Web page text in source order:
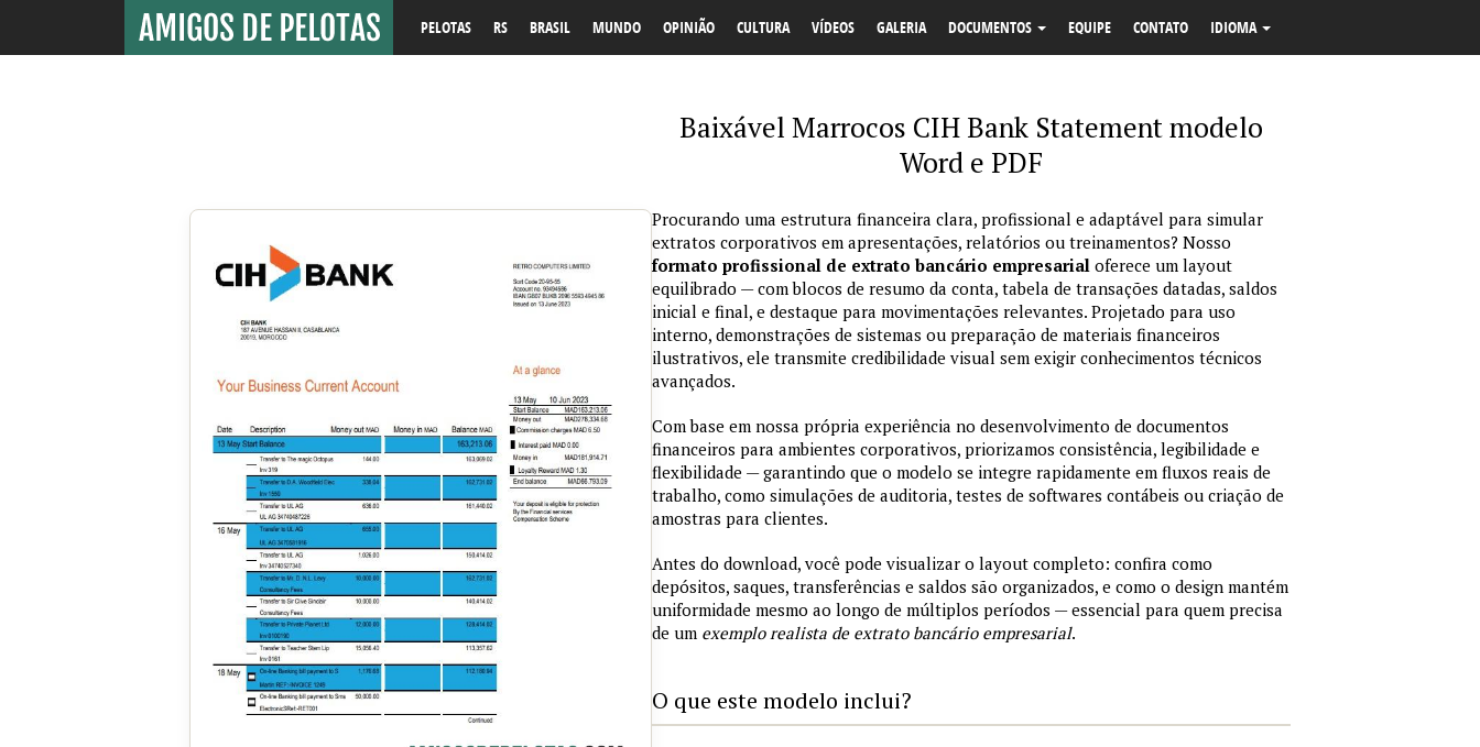
PELOTAS RS BRASIL MUNDO OPINIÃO CULTURA VÍDEOS GALERIA DOCUMENTOS EQUIPE CONTATO IDIOMA
Baixável Marrocos CIH Bank Statement modelo
Word e PDF
Procurando uma estrutura financeira clara, profissional e adaptável para simular
extratos corporativos em apresentações, relatórios ou treinamentos? Nosso
formato profissional de extrato bancário empresarial oferece um layout
equilibrado — com blocos de resumo da conta, tabela de transações datadas, saldos
inicial e final, e destaque para movimentações relevantes. Projetado para uso
interno, demonstrações de sistemas ou preparação de materiais financeiros
ilustrativos, ele transmite credibilidade visual sem exigir conhecimentos técnicos
avançados.
Com base em nossa própria experiência no desenvolvimento de documentos
financeiros para ambientes corporativos, priorizamos consistência, legibilidade e
flexibilidade — garantindo que o modelo se integre rapidamente em fluxos reais de
trabalho, como simulações de auditoria, testes de softwares contábeis ou criação de
amostras para clientes.
Antes do download, você pode visualizar o layout completo: confira como
depósitos, saques, transferências e saldos são organizados, e como o design mantém
uniformidade mesmo ao longo de múltiplos períodos — essencial para quem precisa
de um exemplo realista de extrato bancário empresarial.
O que este modelo inclui?